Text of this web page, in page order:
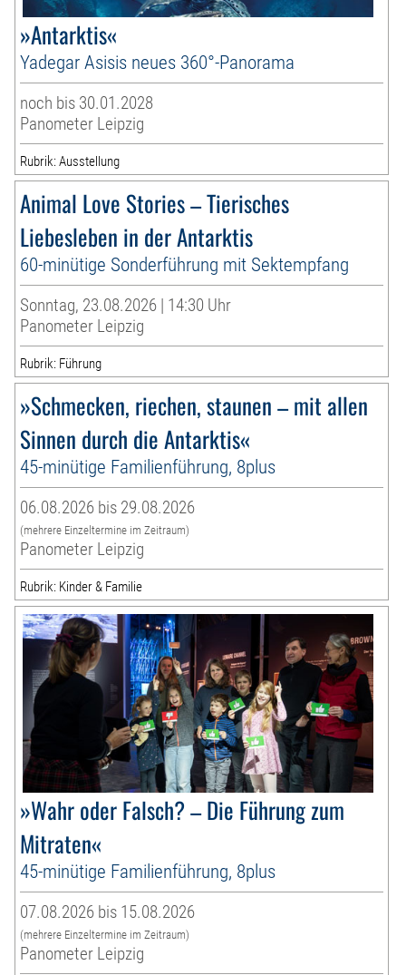
»Antarktis«
Yadegar Asisis neues 360°-Panorama
noch bis 30.01.2028
Panometer Leipzig
Rubrik: Ausstellung
Animal Love Stories – Tierisches
Liebesleben in der Antarktis
60-minütige Sonderführung mit Sektempfang
Sonntag, 23.08.2026 | 14:30 Uhr
Panometer Leipzig
Rubrik: Führung
»Schmecken, riechen, staunen – mit allen
Sinnen durch die Antarktis«
45-minütige Familienführung, 8plus
06.08.2026 bis 29.08.2026
(mehrere Einzeltermine im Zeitraum)
Panometer Leipzig
Rubrik: Kinder & Familie
»Wahr oder Falsch? – Die Führung zum
Mitraten«
45-minütige Familienführung, 8plus
07.08.2026 bis 15.08.2026
(mehrere Einzeltermine im Zeitraum)
Panometer Leipzig